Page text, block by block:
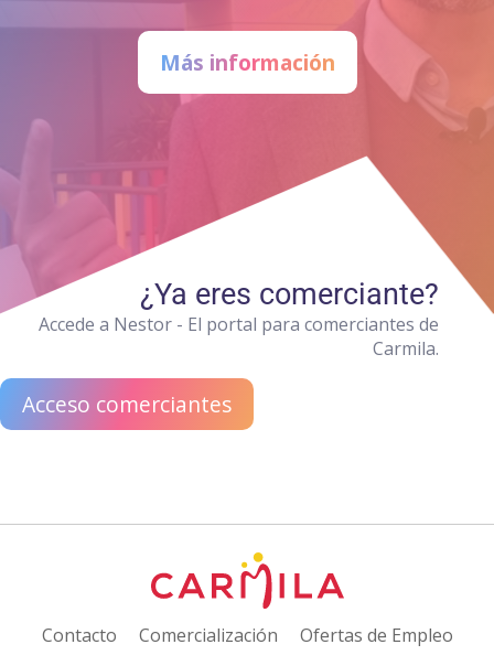
Más información
¿Ya eres comerciante?
Accede a Nestor - El portal para comerciantes de
Carmila.
Acceso comerciantes
Contacto Comercialización
Ofertas de Empleo